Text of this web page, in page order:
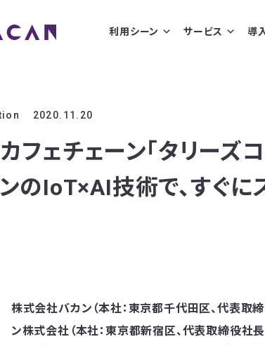
利用シーン サービス 導
2020.11.20
フェチェーン「タリーズ
のIoT×AI技術で、すぐ
株式会社バカン（本社：東京都千代田区、代表取締
ン株式会社（本社：東京都新宿区、代表取締役社